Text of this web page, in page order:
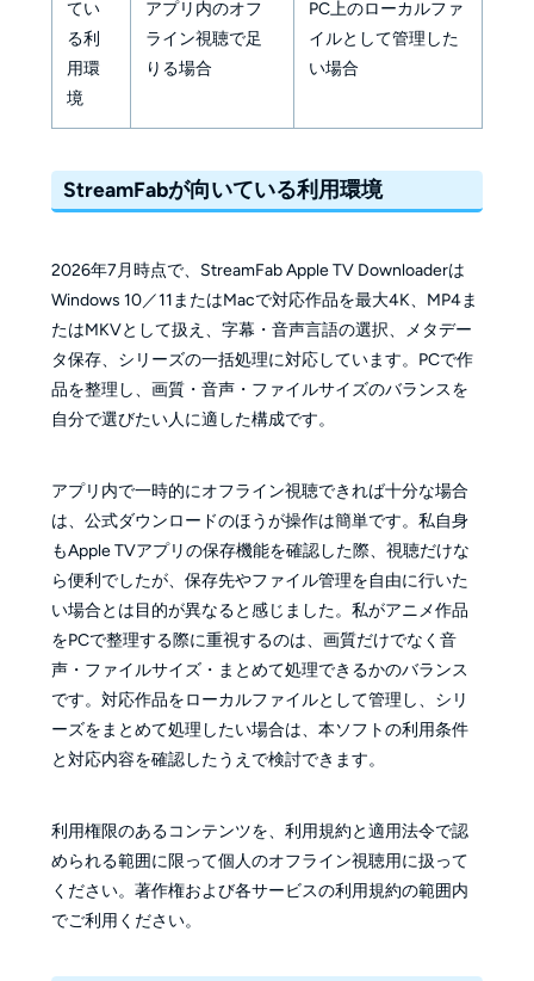
てい
る利
用環
境
アプリ内のオフ
ライン視聴で足
りる場合
PC上のローカルファ
イルとして管理した
い場合
StreamFabが向いている利用環境
2026年7月時点で、StreamFab Apple TV Downloaderは
Windows 10／11またはMacで対応作品を最大4K、MP4ま
たはMKVとして扱え、字幕・音声言語の選択、メタデー
タ保存、シリーズの一括処理に対応しています。PCで作
品を整理し、画質・音声・ファイルサイズのバランスを
自分で選びたい人に適した構成です。
アプリ内で一時的にオフライン視聴できれば十分な場合
は、公式ダウンロードのほうが操作は簡単です。私自身
もApple TVアプリの保存機能を確認した際、視聴だけな
ら便利でしたが、保存先やファイル管理を自由に行いた
い場合とは目的が異なると感じました。私がアニメ作品
をPCで整理する際に重視するのは、画質だけでなく音
声・ファイルサイズ・まとめて処理できるかのバランス
です。対応作品をローカルファイルとして管理し、シリ
ーズをまとめて処理したい場合は、本ソフトの利用条件
と対応内容を確認したうえで検討できます。
利用権限のあるコンテンツを、利用規約と適用法令で認
められる範囲に限って個人のオフライン視聴用に扱って
ください。著作権および各サービスの利用規約の範囲内
でご利用ください。